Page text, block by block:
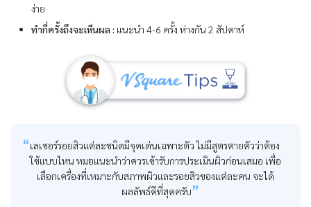
ง่าย
ทำกี่ครั้งถึงจะเห็นผล : แนะนำ 4-6 ครั้ง ห่างกัน 2 สัปดาห์
เลเซอร์รอยสิวแต่ละชนิดมีจุดเด่นเฉพาะตัว ไม่มีสูตรตายตัวว่าต้อง
ใช้แบบไหน หมอแนะนำว่าควรเข้ารับการประเมินผิวก่อนเสมอ เพื่อ
เลือกเครื่องที่เหมาะกับสภาพผิวและรอยสิวของแต่ละคน จะได้
ผลลัพธ์ดีที่สุดครับ